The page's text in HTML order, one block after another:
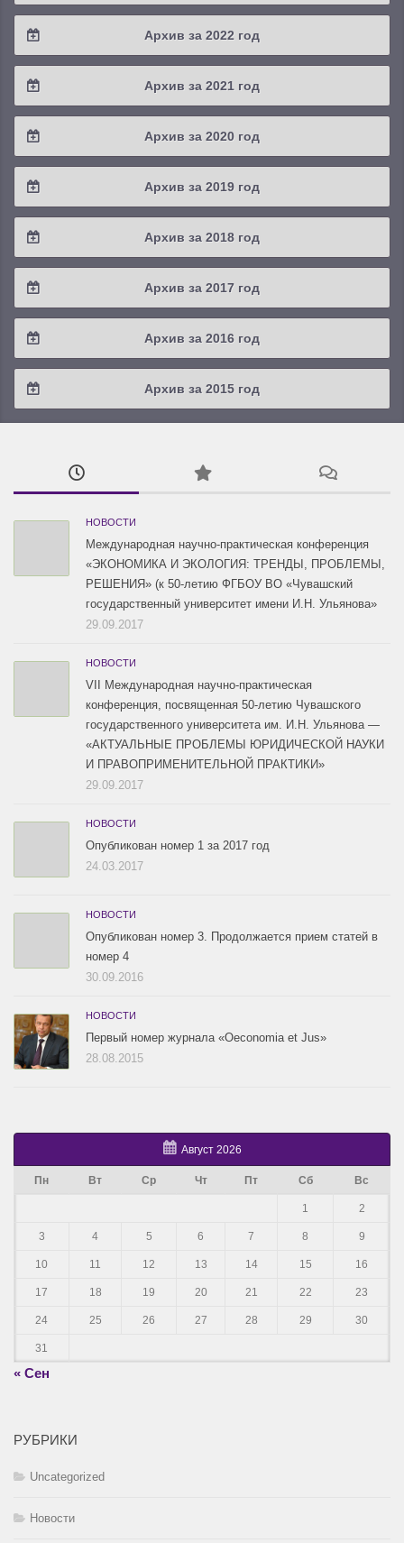
2025 / #1
2024 / #3
2024 / #1
2023 / #4
2023 / #3
2023 / #1
Архив за 2022 год
2022 / #4
2022 / #3
2022 / #1
Архив за 2021 год
2021 / #4
2021 / #3
2021 / #1
Архив за 2020 год
2020 / #4
2020 / #3
2020 / #1
Архив за 2019 год
2019 / #4
2019 / #3
2019 / #1
Архив за 2018 год
2018 / #4
2018 / #3
2018 / #1
Архив за 2017 год
2017 / #4
2017 / #3
Архив за 2016 год
2016 / #4
2016 / #3
Архив за 2015 год
2015 / #3
2015 / #2
НОВОСТИ
Международная научно-практическая конференция
«ЭКОНОМИКА И ЭКОЛОГИЯ: ТРЕНДЫ, ПРОБЛЕМЫ,
РЕШЕНИЯ» (к 50-летию ФГБОУ ВО «Чувашский
государственный университет имени И.Н. Ульянова»
29.09.2017
НОВОСТИ
VII Международная научно-практическая
конференция, посвященная 50-летию Чувашского
государственного университета им. И.Н. Ульянова —
«АКТУАЛЬНЫЕ ПРОБЛЕМЫ ЮРИДИЧЕСКОЙ НАУКИ
И ПРАВОПРИМЕНИТЕЛЬНОЙ ПРАКТИКИ»
29.09.2017
НОВОСТИ
Опубликован номер 1 за 2017 год
24.03.2017
НОВОСТИ
Опубликован номер 3. Продолжается прием статей в
номер 4
30.09.2016
НОВОСТИ
Первый номер журнала «Oeconomia et Jus»
28.08.2015
Август 2026
Пн Вт Ср Чт Пт Сб Вс
1 2
3 4 5 6 7 8 9
10 11 12 13 14 15 16
17 18 19 20 21 22 23
24 25 26 27 28 29 30
31
« Сен
РУБРИКИ
Uncategorized
Новости